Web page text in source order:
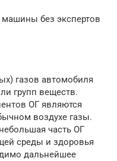
машины без экспертов
газов автомобиля
групп веществ.
ОГ являются
воздухе газы.
часть ОГ
среды и здоровья
дальнейшее